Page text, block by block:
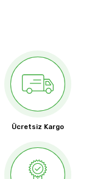
Ücretsiz Kargo